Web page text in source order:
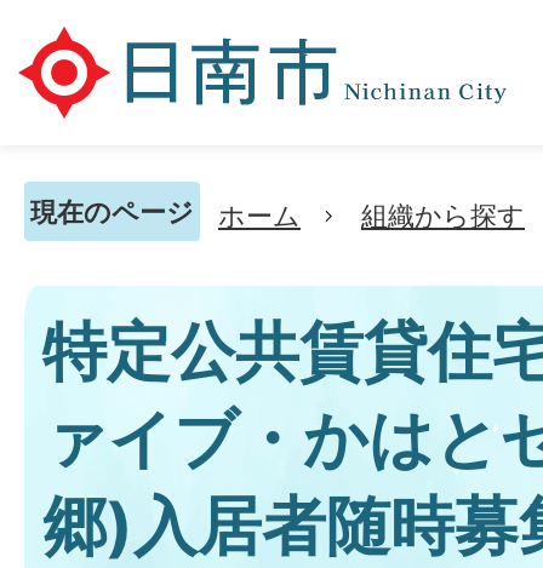
現在のページ ホーム 組織から探す
特定公共賃貸住
ァイブ・かはと
郷)入居者随時募